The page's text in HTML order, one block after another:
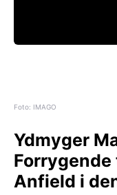
Foto: IMAGO
Ydmyger
Anfield i